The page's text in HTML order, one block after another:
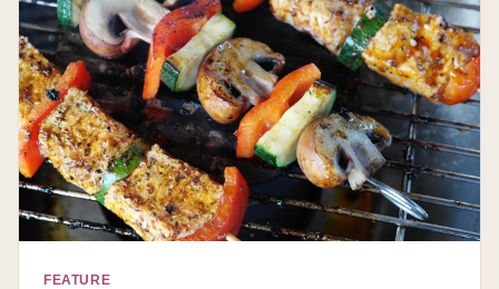
FEATURE